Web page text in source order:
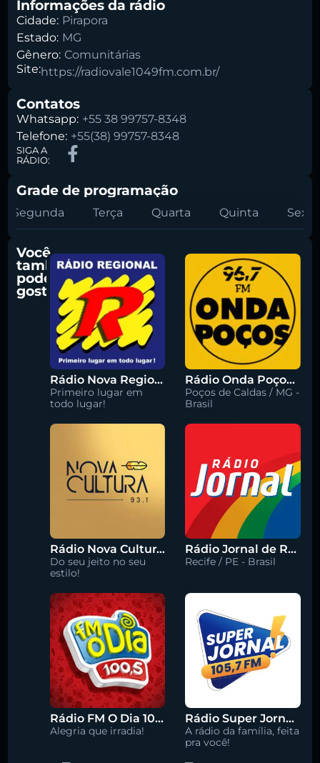
Informações da rádio
Cidade: Pirapora
Estado: MG
Gênero: Comunitárias
Site:https://radiovale1049fm.com.br/
Contatos
Whatsapp: +55 38 99757-8348
Telefone: +55(38) 99757-8348
SIGA A
RÁDIO:
Grade de programação
Segunda Terça Quarta Quinta Sexta
Você
também
pode
gostar
Rádio Nova Regional 91.5 FM
Primeiro lugar em
todo lugar!
Rádio Onda Poços 96.7 FM
Poços de Caldas / MG -
Brasil
Rádio Nova Cultura 93.1 FM
Do seu jeito no seu
estilo!
Rádio Jornal de Recife 90.3 FM
Recife / PE - Brasil
Rádio FM O Dia 100.5
Alegria que irradia!
Rádio Super Jornal 105.7 FM
A rádio da família, feita
pra você!